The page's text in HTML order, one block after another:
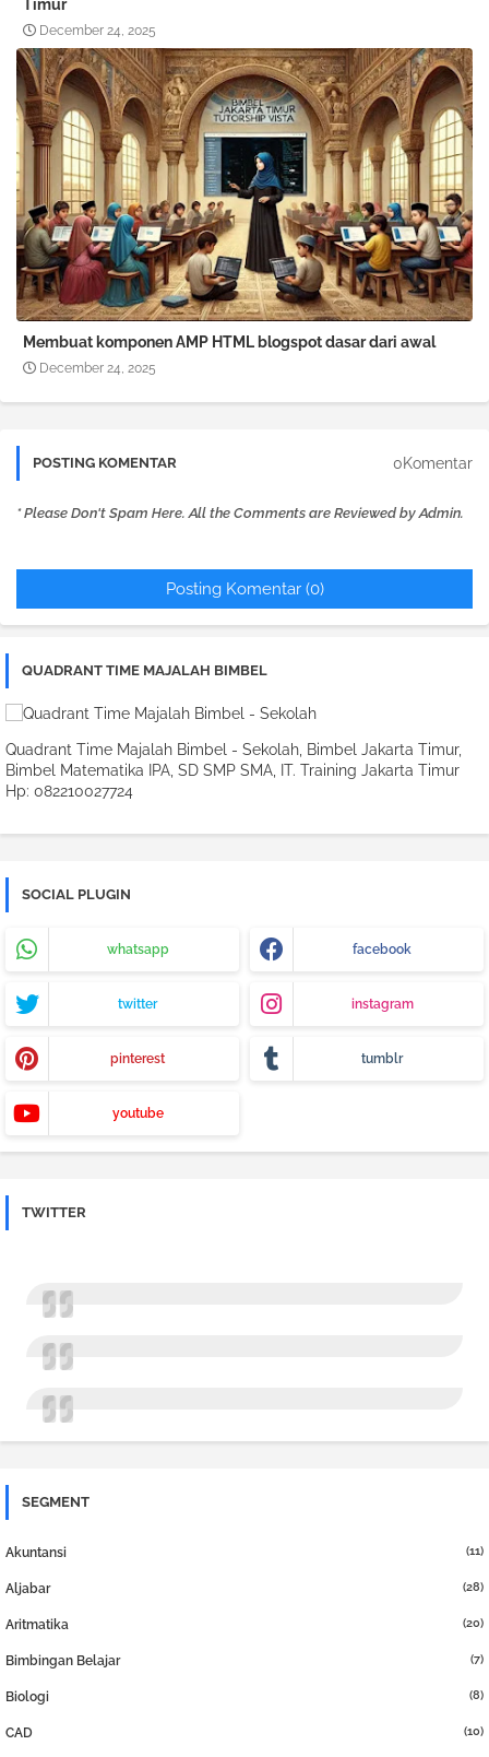
Timur
December 24, 2025
Membuat komponen AMP HTML blogspot dasar dari awal
December 24, 2025
POSTING KOMENTAR 0Komentar
* Please Don't Spam Here. All the Comments are Reviewed by Admin.
Posting Komentar (0)
QUADRANT TIME MAJALAH BIMBEL
Quadrant Time Majalah Bimbel - Sekolah, Bimbel Jakarta Timur,
Bimbel Matematika IPA, SD SMP SMA, IT. Training Jakarta Timur
Hp: 082210027724
SOCIAL PLUGIN
whatsapp facebook
twitter instagram
pinterest tumblr
youtube
TWITTER
SEGMENT
Akuntansi (11)
Aljabar (28)
Aritmatika (20)
Bimbingan Belajar (7)
Biologi (8)
CAD (10)